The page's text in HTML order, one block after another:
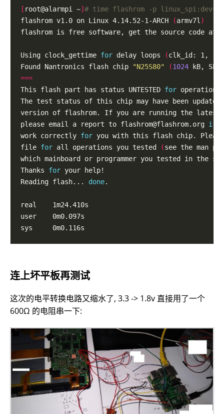
[ root@alarmpi ~] # time flashrom -p linux_spi:dev=/
flashrom v1.0 on Linux 4.14.52-1-ARCH
(armv7l )
Using clock_gettime for delay loops (clk_id: 1,
Found Nantronics flash chip
"N25S80" (1024 kB, SPI
===
This flash part has status UNTESTED for
please email a report to flashrom@flashrom.org if
work correctly for
file for all operations you tested (see the man
Thanks for
Reading flash... done
连上坏平板再测试
这次的电平转换电路又缩水了, 3.3 -> 1.8v 直接用了一个
600Ω 的电阻串一下: